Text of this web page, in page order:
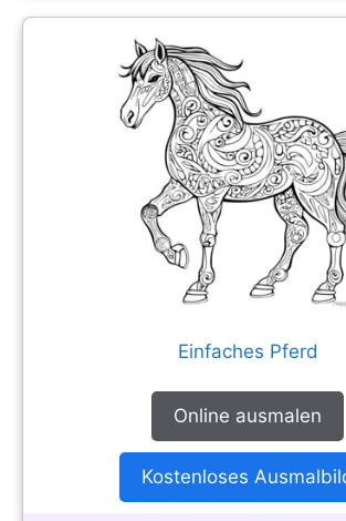
Einfaches Pferd
Online ausmalen
Kostenloses